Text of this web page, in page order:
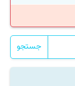
جستجو